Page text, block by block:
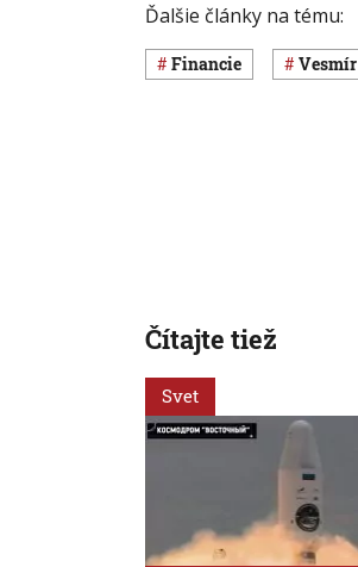
Ďalšie články na tému:
Financie vesmír
Čítajte tiež
Svet